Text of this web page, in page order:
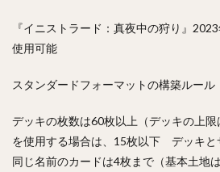
『イニストラード：真夜中の狩り』
使用可能
スタンダードフォーマットの構築ルール
デッキの枚数は60枚以上（デッキの上
を使用する場合は、15枚以下 デッキと
同じ名前のカードは4枚まで（基本土地は